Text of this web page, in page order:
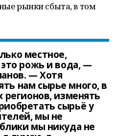
рынки сбыта, в том
местное,
рожь и вода, —
— Хотя
нам сырье много, в
регионов, изменять
сырьё у
мы не
мы никуда не